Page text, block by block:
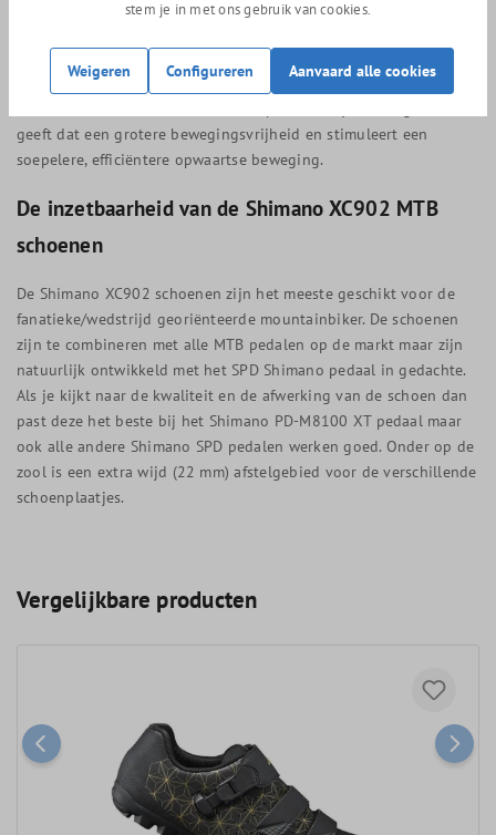
leest die Shimano dynalast noemt, deze schoenleest plaatst de
Shimano’s Dynalast technologie, creeërt een hogere
trapefficiëntie met een geoptimaliseerde schoenleest. Spanning
geeft dat een grotere bewegingsvrijheid en stimuleert een
soepelere, efficiëntere opwaartse beweging.
De inzetbaarheid van de Shimano XC902 MTB
schoenen
De Shimano XC902 schoenen zijn het meeste geschikt voor de
fanatieke/wedstrijd georiënteerde mountainbiker. De schoenen
zijn te combineren met alle MTB pedalen op de markt maar zijn
natuurlijk ontwikkeld met het SPD Shimano pedaal in gedachte.
Als je kijkt naar de kwaliteit en de afwerking van de schoen dan
past deze het beste bij het Shimano PD-M8100 XT pedaal maar
ook alle andere Shimano SPD pedalen werken goed. Onder op de
zool is een extra wijd (22 mm) afstelgebied voor de verschillende
schoenplaatjes.
Vergelijkbare producten
stem je in met ons gebruik van cookies.
Weigeren Configureren Aanvaard alle cookies